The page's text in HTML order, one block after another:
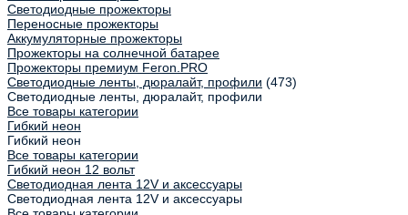
Светодиодные прожекторы
Переносные прожекторы
Аккумуляторные прожекторы
Прожекторы на солнечной батарее
Прожекторы премиум Feron.PRO
Светодиодные ленты, дюралайт, профили (473)
Светодиодные ленты, дюралайт, профили
Все товары категории
Гибкий неон
Гибкий неон
Все товары категории
Гибкий неон 12 вольт
Светодиодная лента 12V и аксессуары
Светодиодная лента 12V и аксессуары